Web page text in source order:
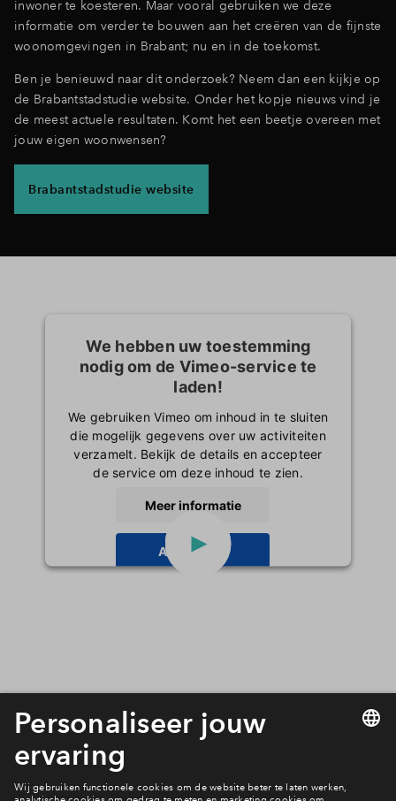
inwoner te koesteren. Maar vooral gebruiken we deze
informatie om verder te bouwen aan het creëren van de fijnste
woonomgevingen in Brabant; nu en in de toekomst.
Ben je benieuwd naar dit onderzoek? Neem dan een kijkje op
de Brabantstadstudie website. Onder het kopje nieuws vind je
de meest actuele resultaten. Komt het een beetje overeen met
jouw eigen woonwensen?
Brabantstadstudie website
We hebben uw toestemming
nodig om de Vimeo-service te
laden!
We gebruiken Vimeo om inhoud in te sluiten
die mogelijk gegevens over uw activiteiten
verzamelt. Bekijk de details en accepteer
de service om deze inhoud te zien.
Meer informatie
Accepteren